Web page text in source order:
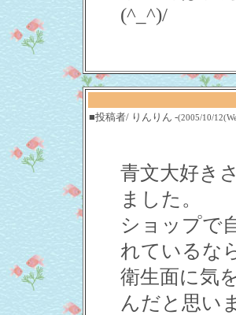
(^_^)/
■投稿者/ りんりん -(2005/10/
青文大好き
ました。
ショップで
れているな
衛生面に気
んだと思い